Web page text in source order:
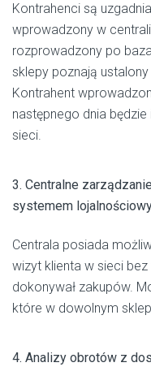
Kontrahenci są
wprowadzony w
rozprowadzony po
sklepy poznają
Kontrahent
następnego dnia
sieci.
3. Centralne
systemem
Centrala posiada
wizyt klienta w sieci
dokonywał zakupów.
które w dowolnym
4. Analizy obrotów z